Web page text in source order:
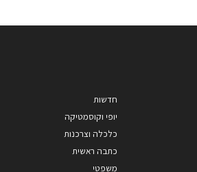
חדשות
יופי וקוסמטיקה
כלכלה וצרכנות
כתבה ראשית
משפטי